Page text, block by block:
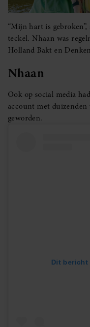
“Mijn hart is
teckel. Nhaan was
Holland Bakt en
Nhaan
Ook op social media
account met
geworden.
Dit bericht